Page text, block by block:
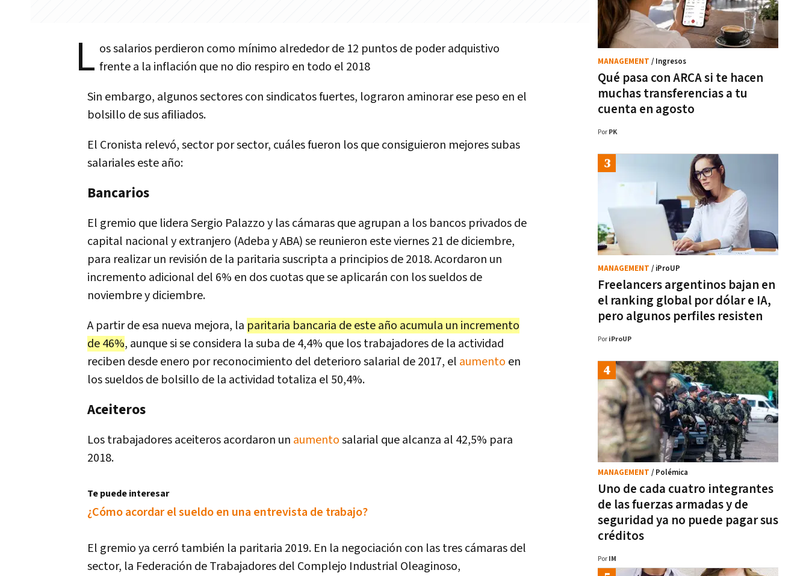
L os salarios perdieron como mínimo alrededor de 12 puntos de poder adquistivo
frente a la inflación que no dio respiro en todo el 2018
Sin embargo, algunos sectores con sindicatos fuertes, lograron aminorar ese peso en el
bolsillo de sus afiliados.
El Cronista relevó, sector por sector, cuáles fueron los que consiguieron mejores subas
salariales este año:
Bancarios
El gremio que lidera Sergio Palazzo y las cámaras que agrupan a los bancos privados de
capital nacional y extranjero (Adeba y ABA) se reunieron este viernes 21 de diciembre,
para realizar un revisión de la paritaria suscripta a principios de 2018. Acordaron un
incremento adicional del 6% en dos cuotas que se aplicarán con los sueldos de
noviembre y diciembre.
A partir de esa nueva mejora, la paritaria bancaria de este año acumula un incremento
de 46%, aunque si se considera la suba de 4,4% que los trabajadores de la actividad
reciben desde enero por reconocimiento del deterioro salarial de 2017, el aumento en
los sueldos de bolsillo de la actividad totaliza el 50,4%.
Aceiteros
Los trabajadores aceiteros acordaron un aumentosalarial que alcanza al 42,5% para
2018.
Te puede interesar
¿Cómo acordar el sueldo en una entrevista de trabajo?
El gremio ya cerró también la paritaria 2019. En la negociación con las tres cámaras del
sector, la Federación de Trabajadores del Complejo Industrial Oleaginoso,
Qué pasa con ARCA si te hacen
muchas transferencias a tu
cuenta en agosto
MANAGEMENT / Ingresos
Por PK
Freelancers argentinos bajan en
el ranking global por dólar e IA,
pero algunos perfiles resisten
MANAGEMENT / iProUP
Por iProUP
Uno de cada cuatro integrantes
de las fuerzas armadas y de
seguridad ya no puede pagar sus
créditos
MANAGEMENT / Polémica
Por IM